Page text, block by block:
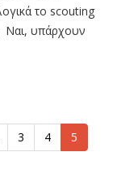
το scouting
Ναι, υπάρχουν
3 4 5